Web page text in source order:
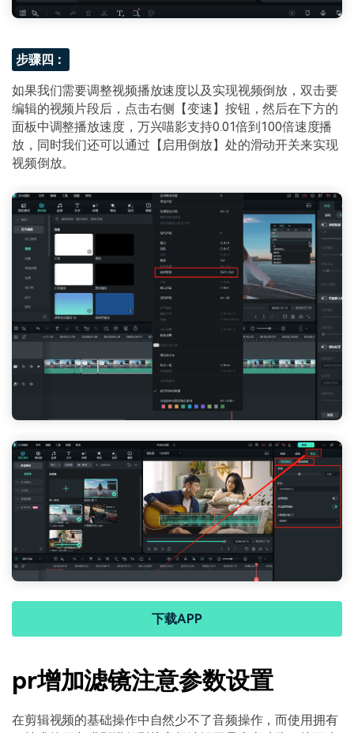
步骤四：
如果我们需要调整视频播放速度以及实现视频倒放，双击要
编辑的视频片段后，点击右侧【变速】按钮，然后在下方的
面板中调整播放速度，万兴喵影支持0.01倍到100倍速度播
放，同时我们还可以通过【启用倒放】处的滑动开关来实现
视频倒放。
下载APP
pr增加滤镜注意参数设置
在剪辑视频的基础操作中自然少不了音频操作，而使用拥有